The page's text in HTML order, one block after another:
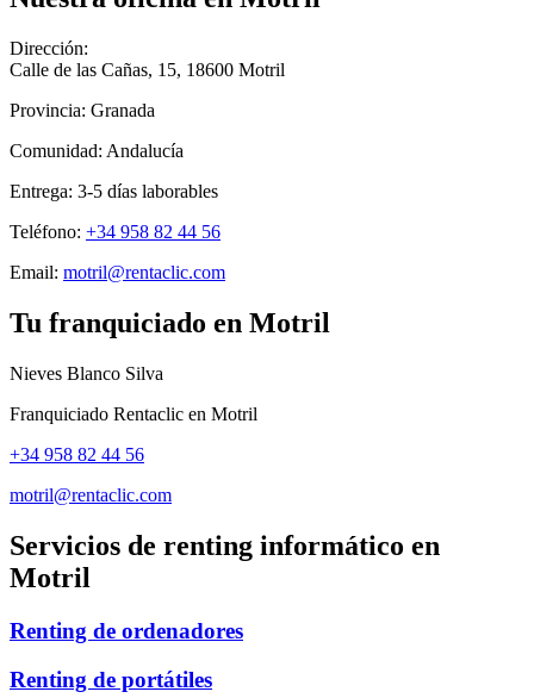
Dirección:
Calle de las Cañas, 15, 18600 Motril
Provincia: Granada
Comunidad: Andalucía
Entrega: 3-5 días laborables
Teléfono: +34 958 82 44 56
Email: motril@rentaclic.com
Tu franquiciado en Motril
Nieves Blanco Silva
Franquiciado Rentaclic en Motril
+34 958 82 44 56
motril@rentaclic.com
Servicios de renting informático en
Motril
Renting de ordenadores
Renting de portátiles